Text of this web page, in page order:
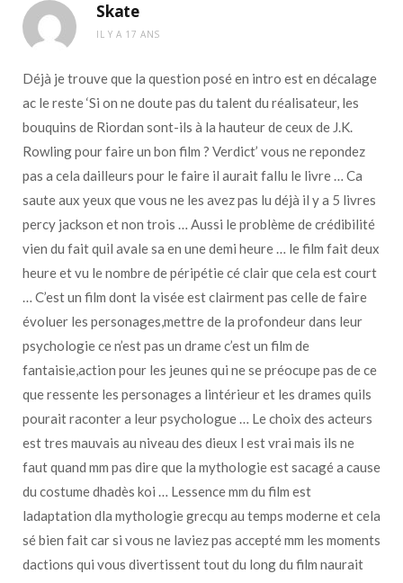
Skate
IL Y A 17 ANS
Déjà je trouve que la question posé en intro est en décalage
ac le reste ‘Si on ne doute pas du talent du réalisateur, les
bouquins de Riordan sont-ils à la hauteur de ceux de J.K.
Rowling pour faire un bon film ? Verdict’ vous ne repondez
pas a cela dailleurs pour le faire il aurait fallu le livre … Ca
saute aux yeux que vous ne les avez pas lu déjà il y a 5 livres
percy jackson et non trois … Aussi le problème de crédibilité
vien du fait quil avale sa en une demi heure … le film fait deux
heure et vu le nombre de péripétie cé clair que cela est court
… C’est un film dont la visée est clairment pas celle de faire
évoluer les personages,mettre de la profondeur dans leur
psychologie ce n’est pas un drame c’est un film de
fantaisie,action pour les jeunes qui ne se préocupe pas de ce
que ressente les personages a lintérieur et les drames quils
pourait raconter a leur psychologue … Le choix des acteurs
est tres mauvais au niveau des dieux l est vrai mais ils ne
faut quand mm pas dire que la mythologie est sacagé a cause
du costume dhadès koi … Lessence mm du film est
ladaptation dla mythologie grecqu au temps moderne et cela
sé bien fait car si vous ne laviez pas accepté mm les moments
dactions qui vous divertissent tout du long du film naurait